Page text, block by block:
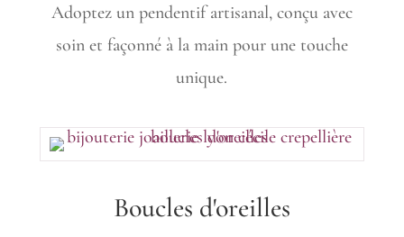
Adoptez un pendentif artisanal, conçu avec
soin et façonné à la main pour une touche
unique.
Boucles d'oreilles